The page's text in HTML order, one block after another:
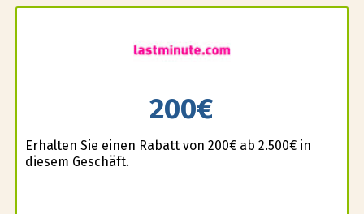
200€
Erhalten Sie einen Rabatt von 200€ ab 2.500€ in
diesem Geschäft.